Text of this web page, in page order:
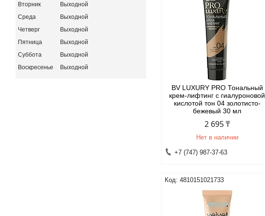
BV LUXURY PRO Тональный
крем-лифтинг с гиалуроновой
кислотой тон 04 золотисто-
бежевый 30 мл
2 695 ₸
Нет в наличии
+7 (747) 987-37-63
4810151021733
Вторник
Выходной
Среда
Выходной
Четверг
Выходной
Пятница
Выходной
Суббота
Выходной
Воскресенье
Выходной